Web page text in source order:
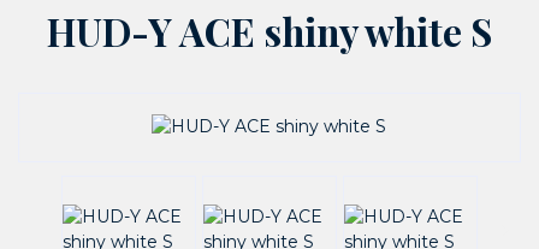
HUD-Y ACE shiny white S